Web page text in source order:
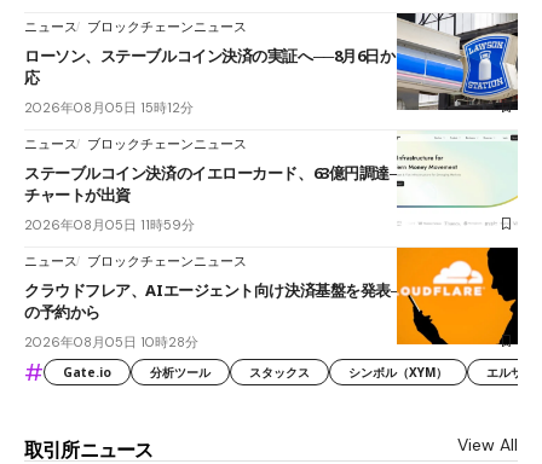
ニュース ブロックチェーンニュース
ローソン、ステーブルコイン決済の実証へ──8月6日からJPYCやUSDC対
応
2026年08月05日 15時12分
ニュース ブロックチェーンニュース
ステーブルコイン決済のイエローカード、63億円調達──ソニーやスタン
チャートが出資
2026年08月05日 11時59分
ニュース ブロックチェーンニュース
クラウドフレア、AIエージェント向け決済基盤を発表──まずハンドル名
の予約から
2026年08月05日 10時28分
# Gate.io 分析ツール スタックス シンボル（XYM） エルサル
取引所ニュース View All